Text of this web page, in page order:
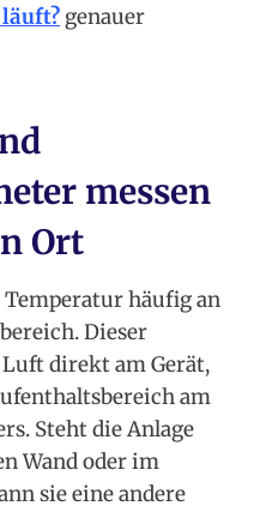
genauer
messen
Ort
häufig an
Dieser
direkt am Gerät,
am
Steht die Anlage
Wand oder im
sie eine andere